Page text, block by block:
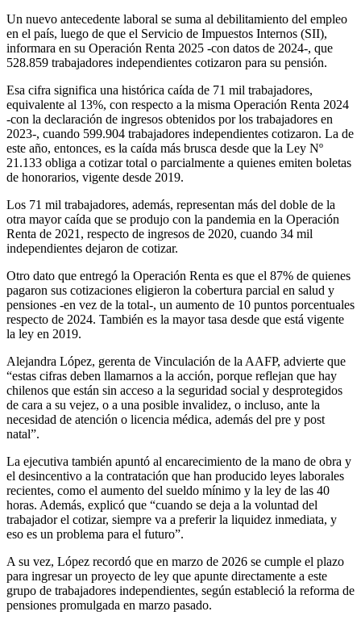
Un nuevo antecedente laboral se suma al debilitamiento del empleo
en el país, luego de que el Servicio de Impuestos Internos (SII),
informara en su Operación Renta 2025 -con datos de 2024-, que
528.859 trabajadores independientes cotizaron para su pensión.
Esa cifra significa una histórica caída de 71 mil trabajadores,
equivalente al 13%, con respecto a la misma Operación Renta 2024
-con la declaración de ingresos obtenidos por los trabajadores en
2023-, cuando 599.904 trabajadores independientes cotizaron. La de
este año, entonces, es la caída más brusca desde que la Ley Nº
21.133 obliga a cotizar total o parcialmente a quienes emiten boletas
de honorarios, vigente desde 2019.
Los 71 mil trabajadores, además, representan más del doble de la
otra mayor caída que se produjo con la pandemia en la Operación
Renta de 2021, respecto de ingresos de 2020, cuando 34 mil
independientes dejaron de cotizar.
Otro dato que entregó la Operación Renta es que el 87% de quienes
pagaron sus cotizaciones eligieron la cobertura parcial en salud y
pensiones -en vez de la total-, un aumento de 10 puntos porcentuales
respecto de 2024. También es la mayor tasa desde que está vigente
la ley en 2019.
Alejandra López, gerenta de Vinculación de la AAFP, advierte que
“estas cifras deben llamarnos a la acción, porque reflejan que hay
chilenos que están sin acceso a la seguridad social y desprotegidos
de cara a su vejez, o a una posible invalidez, o incluso, ante la
necesidad de atención o licencia médica, además del pre y post
natal”.
La ejecutiva también apuntó al encarecimiento de la mano de obra y
el desincentivo a la contratación que han producido leyes laborales
recientes, como el aumento del sueldo mínimo y la ley de las 40
horas. Además, explicó que “cuando se deja a la voluntad del
trabajador el cotizar, siempre va a preferir la liquidez inmediata, y
eso es un problema para el futuro”.
A su vez, López recordó que en marzo de 2026 se cumple el plazo
para ingresar un proyecto de ley que apunte directamente a este
grupo de trabajadores independientes, según estableció la reforma de
pensiones promulgada en marzo pasado.